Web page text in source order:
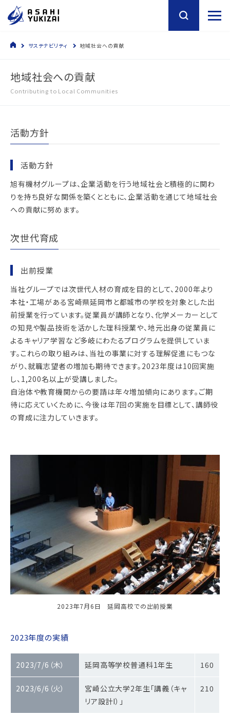
サステナビリティ 地域社会への貢献
地域社会への貢献
Contributing to Local Communities
活動方針
活動方針
旭有機材グループは、企業活動を行う地域社会と積極的に関わ
りを持ち良好な関係を築くとともに、企業活動を通じて地域社会
への貢献に努めます。
次世代育成
出前授業
当社グループでは次世代人材の育成を目的として、2000年より
本社・工場がある宮崎県延岡市と都城市の学校を対象とした出
前授業を行っています。従業員が講師となり、化学メーカーとして
の知見や製品技術を活かした理科授業や、地元出身の従業員に
よるキャリア学習など多岐にわたるプログラムを提供していま
す。これらの取り組みは、当社の事業に対する理解促進にもつな
がり、就職志望者の増加も期待できます。2023年度は10回実施
し、1,200名以上が受講しました。
自治体や教育機関からの要請は年々増加傾向にあります。ご期
待に応えていくために、今後は年7回の実施を目標として、講師役
の育成に注力していきます。
2023年7月6日 延岡高校での出前授業
2023年度の実績
2023/7/6（木） 延岡高等学校普通科1年生 160
2023/6/6（火）
宮崎公立大学2年生「講義（キャ
リア設計I）」
210